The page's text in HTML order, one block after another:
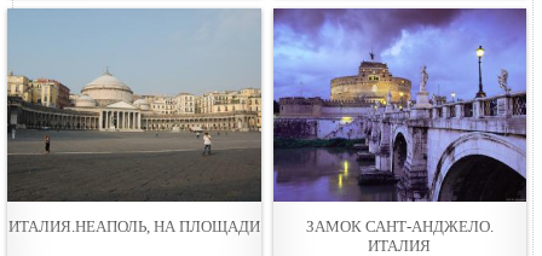
ИТАЛИЯ.НЕАПОЛЬ, НА ПЛОЩАДИ
ЗАМОК САНТ-АНДЖЕЛО.
ИТАЛИЯ